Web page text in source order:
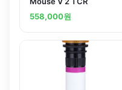
558,000원